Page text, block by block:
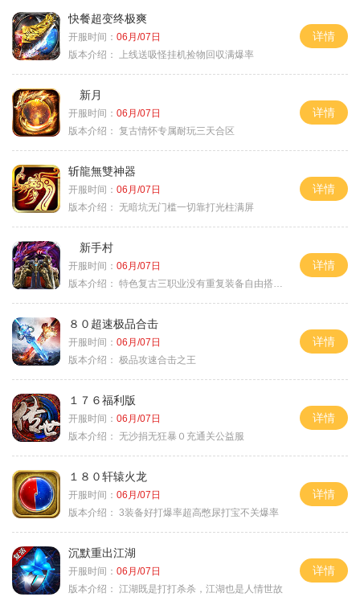
快餐超变终极爽
开服时间： 06月/07日
版本介绍：
上线送吸怪挂机捡物回収满爆率
详情
新月
开服时间： 06月/07日
版本介绍： 复古情怀专属耐玩三天合区
详情
斩龍無雙神器
开服时间： 06月/07日
版本介绍： 无暗坑无门槛一切靠打光柱满屏
详情
新手村
开服时间： 06月/07日
版本介绍： 特色复古三职业没有重复装备自由搭配私
详情
８０超速极品合击
开服时间： 06月/07日
版本介绍： 极品攻速合击之王
详情
１７６福利版
开服时间： 06月/07日
版本介绍： 无沙捐无狂暴０充通关公益服
详情
１８０轩辕火龙
开服时间： 06月/07日
版本介绍： 3装备好打爆率超高憋尿打宝不关爆率
详情
沉默重出江湖
开服时间： 06月/07日
版本介绍： 江湖既是打打杀杀，江湖也是人情世故
详情